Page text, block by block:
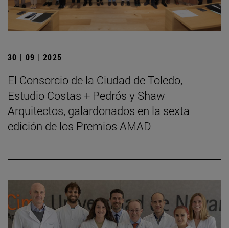
30 | 09 | 2025
El Consorcio de la Ciudad de Toledo,
Estudio Costas + Pedrós y Shaw
Arquitectos, galardonados en la sexta
edición de los Premios AMAD